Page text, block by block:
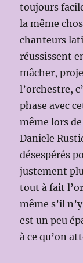
toujours
la même
chanteurs
réussissent
mâcher,
l’orchestre,
phase avec
même lors
Daniele
désespérés
justement
tout à fait
même s’il
est un peu
à ce qu’on